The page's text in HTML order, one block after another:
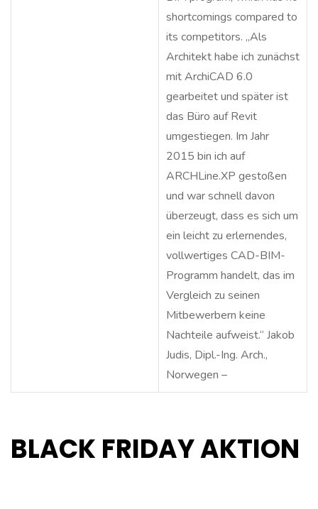
shortcomings compared to
its competitors. „Als
Architekt habe ich zunächst
mit ArchiCAD 6.0
gearbeitet und später ist
das Büro auf Revit
umgestiegen. Im Jahr
2015 bin ich auf
ARCHLine.XP gestoßen
und war schnell davon
überzeugt, dass es sich um
ein leicht zu erlernendes,
vollwertiges CAD-BIM-
Programm handelt, das im
Vergleich zu seinen
Mitbewerbern keine
Nachteile aufweist.“ Jakob
Judis, Dipl.-Ing. Arch.,
Norwegen –
BLACK FRIDAY AKTION